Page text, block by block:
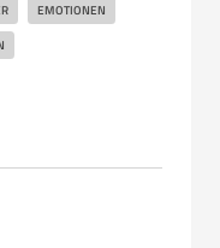
EMOTIONEN